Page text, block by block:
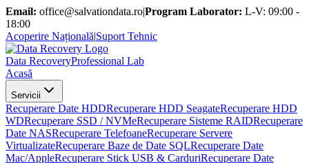
Email: office@salvationdata.ro|Program Laborator: L-V: 09:00 -
18:00
Acoperire Națională|Suport Tehnic
Data RecoveryProfessional Lab
Acasă
Servicii
Recuperare Date HDDRecuperare HDD SeagateRecuperare HDD
WDRecuperare SSD / NVMeRecuperare Sisteme RAIDRecuperare
Date NASRecuperare TelefoaneRecuperare Servere
VirtualizateRecuperare Baze de Date SQLRecuperare Date
Mac/AppleRecuperare Stick USB & CarduriRecuperare Date